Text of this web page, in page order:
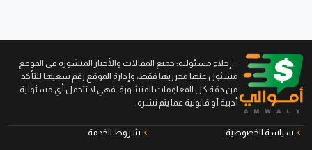
...إخلاء مسئولية: جميع المقالات والأخبار المنشورة في الموقع
مسئول عنها محرريها فقط، وإدارة الموقع رغم سعيها للتأكد
من دقة كل المعلومات المنشورة، فهي لا تتحمل أي مسئولية
أدبية أو قانونية عما يتم نشره.
سياسة الخصوصية شروط الخدمة